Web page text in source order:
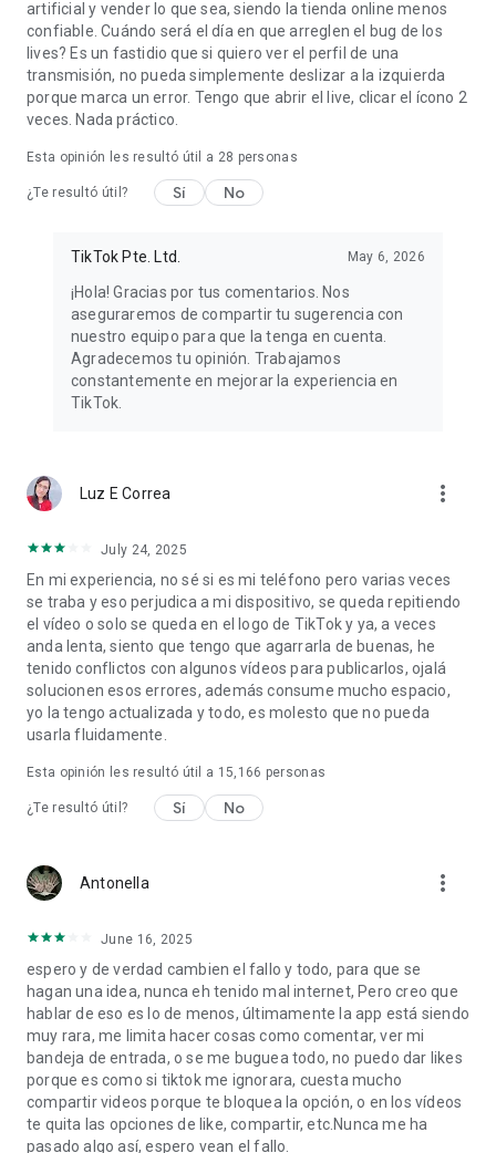
artificial y vender lo que sea, siendo la tienda online menos
confiable. Cuándo será el día en que arreglen el bug de los
lives? Es un fastidio que si quiero ver el perfil de una
transmisión, no pueda simplemente deslizar a la izquierda
porque marca un error. Tengo que abrir el live, clicar el ícono 2
veces. Nada práctico.
Esta opinión les resultó útil a 28 personas
¿Te resultó útil? Sí No
TikTok Pte. Ltd. May 6, 2026
¡Hola! Gracias por tus comentarios. Nos
aseguraremos de compartir tu sugerencia con
nuestro equipo para que la tenga en cuenta.
Agradecemos tu opinión. Trabajamos
constantemente en mejorar la experiencia en
TikTok.
Luz E Correa more_vert
July 24, 2025
En mi experiencia, no sé si es mi teléfono pero varias veces
se traba y eso perjudica a mi dispositivo, se queda repitiendo
el vídeo o solo se queda en el logo de TikTok y ya, a veces
anda lenta, siento que tengo que agarrarla de buenas, he
tenido conflictos con algunos vídeos para publicarlos, ojalá
solucionen esos errores, además consume mucho espacio,
yo la tengo actualizada y todo, es molesto que no pueda
usarla fluidamente.
Esta opinión les resultó útil a 15,166 personas
¿Te resultó útil? Sí No
Antonella more_vert
June 16, 2025
espero y de verdad cambien el fallo y todo, para que se
hagan una idea, nunca eh tenido mal internet, Pero creo que
hablar de eso es lo de menos, últimamente la app está siendo
muy rara, me limita hacer cosas como comentar, ver mi
bandeja de entrada, o se me buguea todo, no puedo dar likes
porque es como si tiktok me ignorara, cuesta mucho
compartir videos porque te bloquea la opción, o en los vídeos
te quita las opciones de like, compartir, etc.Nunca me ha
pasado algo así, espero vean el fallo.